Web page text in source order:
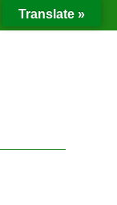
Translate »